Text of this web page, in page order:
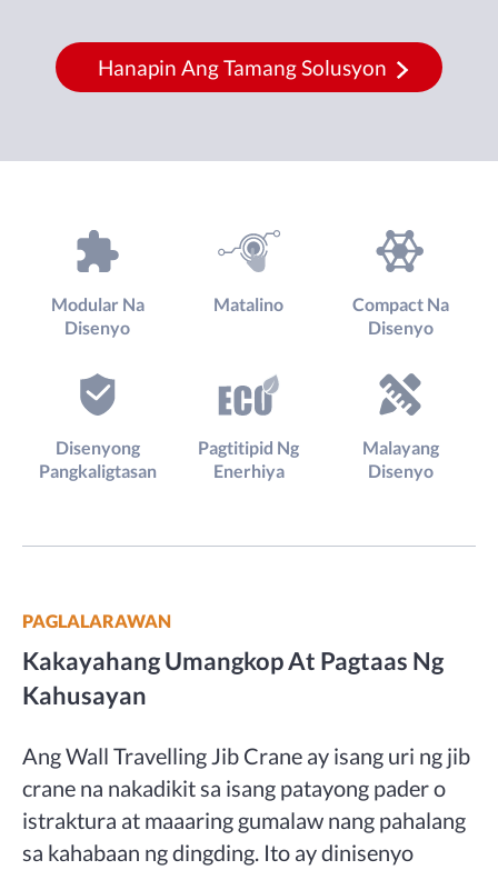
Hanapin Ang Tamang Solusyon
Modular Na
Disenyo
Matalino
Compact Na
Disenyo
Disenyong
Pangkaligtasan
Pagtitipid Ng
Enerhiya
Malayang
Disenyo
PAGLALARAWAN
Kakayahang Umangkop At Pagtaas Ng
Kahusayan
Ang Wall Travelling Jib Crane ay isang uri ng jib
crane na nakadikit sa isang patayong pader o
istraktura at maaaring gumalaw nang pahalang
sa kahabaan ng dingding. Ito ay dinisenyo